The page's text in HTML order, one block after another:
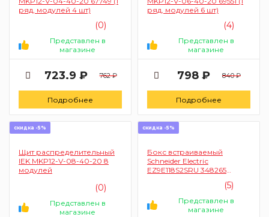
ряд, модулей 4 шт)
(0)
Представлен в
магазине
723.9 ₽ 762 ₽
Подробнее
ряд, модулей 6 шт)
(4)
Представлен в
магазине
798 ₽ 840 ₽
Подробнее
скидка -5%
Щит распределительный
IEK MKP12-V-08-40-20 8
модулей
(0)
Представлен в
магазине
скидка -5%
Бокс встраиваемый
Schneider Electriс
EZ9E118S2SRU 348265
(5)
Представлен в
магазине